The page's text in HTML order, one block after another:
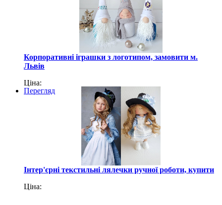
Корпоративні іграшки з логотипом, замовити м.
Львів
Ціна:
Перегляд
Інтер'єрні текстильні лялечки ручної роботи, купити
Ціна: